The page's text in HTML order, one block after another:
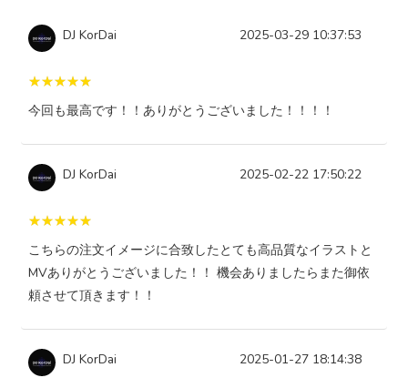
DJ KorDai 2025-03-29 10:37:53
今回も最高です！！ありがとうございました！！！！
DJ KorDai 2025-02-22 17:50:22
こちらの注文イメージに合致したとても高品質なイラストと
MVありがとうございました！！ 機会ありましたらまた御依
頼させて頂きます！！
DJ KorDai 2025-01-27 18:14:38